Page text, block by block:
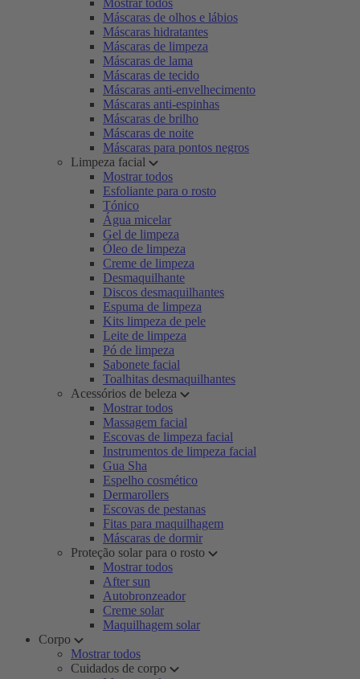
Mostrar todos
Máscaras de olhos e lábios
Máscaras hidratantes
Máscaras de limpeza
Máscaras de lama
Máscaras de tecido
Máscaras anti-envelhecimento
Máscaras anti-espinhas
Máscaras de brilho
Máscaras de noite
Máscaras para pontos negros
Limpeza facial
Mostrar todos
Esfoliante para o rosto
Tónico
Água micelar
Gel de limpeza
Óleo de limpeza
Creme de limpeza
Desmaquilhante
Discos desmaquilhantes
Espuma de limpeza
Kits limpeza de pele
Leite de limpeza
Pó de limpeza
Sabonete facial
Toalhitas desmaquilhantes
Acessórios de beleza
Mostrar todos
Massagem facial
Escovas de limpeza facial
Instrumentos de limpeza facial
Gua Sha
Espelho cosmético
Dermarollers
Escovas de pestanas
Fitas para maquilhagem
Máscaras de dormir
Proteção solar para o rosto
Mostrar todos
After sun
Autobronzeador
Creme solar
Maquilhagem solar
Corpo
Mostrar todos
Cuidados de corpo